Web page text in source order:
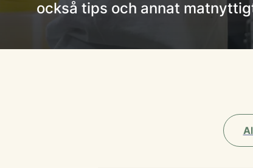
också tips och annat